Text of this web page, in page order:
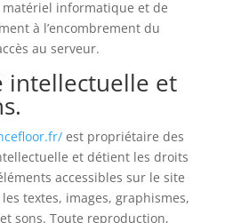
informatique et de
à l’encombrement du
au serveur.
intellectuelle et
est propriétaire des
et détient les droits
accessibles sur le site
textes, images, graphismes,
sons. Toute reproduction,